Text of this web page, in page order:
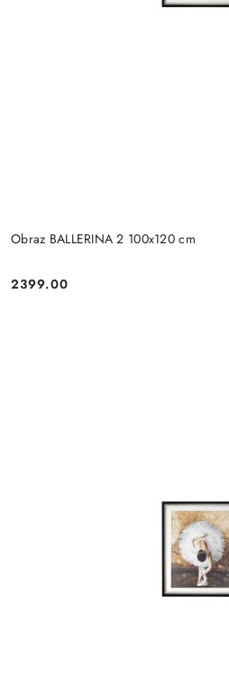
Obraz BALLERINA 2 100x120 cm
Cena:
2399.00